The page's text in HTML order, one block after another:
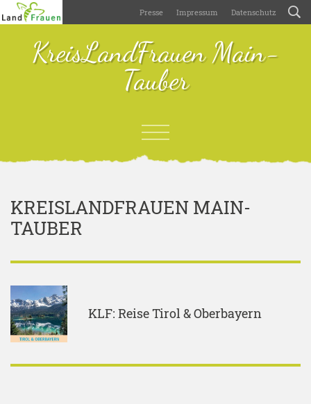
Presse Impressum Datenschutz
KreisLandFrauen Main-
Tauber
KREISLANDFRAUEN MAIN-
TAUBER
KLF: Reise Tirol & Oberbayern